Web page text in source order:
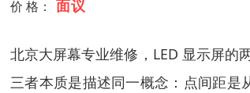
价 格： 面议
北京大屏幕专业维修，LED 显示屏
三者本质是描述同一概念：点间距